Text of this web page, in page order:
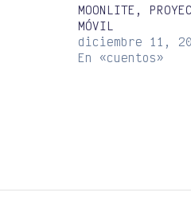
MOONLITE,
MÓVIL
diciembre 11,
En «cuentos»